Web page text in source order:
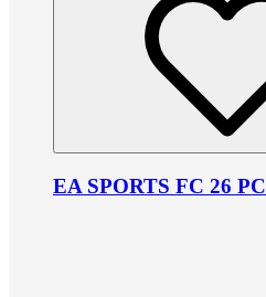
EA SPORTS FC 26 PC